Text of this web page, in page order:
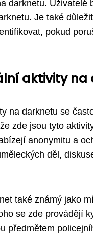
darknetu.
Je také
pokud
aktivity na
na darknetu se
zde jsou tyto
anonymitu a
děl,
také známý jako
se zde provádějí
předmětem